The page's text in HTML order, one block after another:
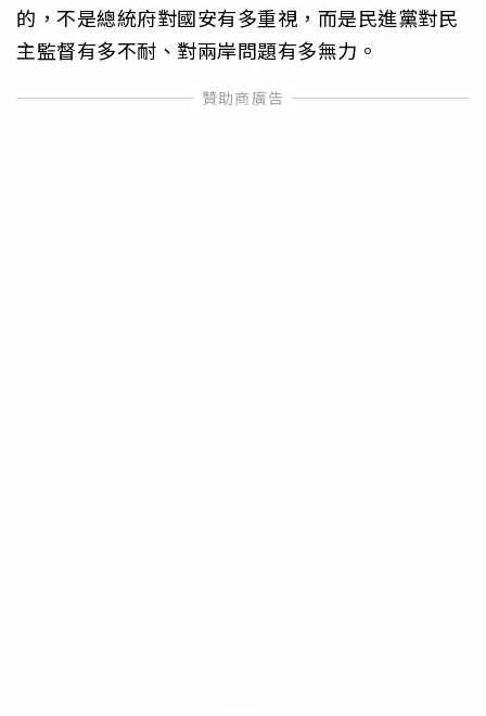
的，不是總統府對國安有多重視，而是民進黨對民
主監督有多不耐、對兩岸問題有多無力。